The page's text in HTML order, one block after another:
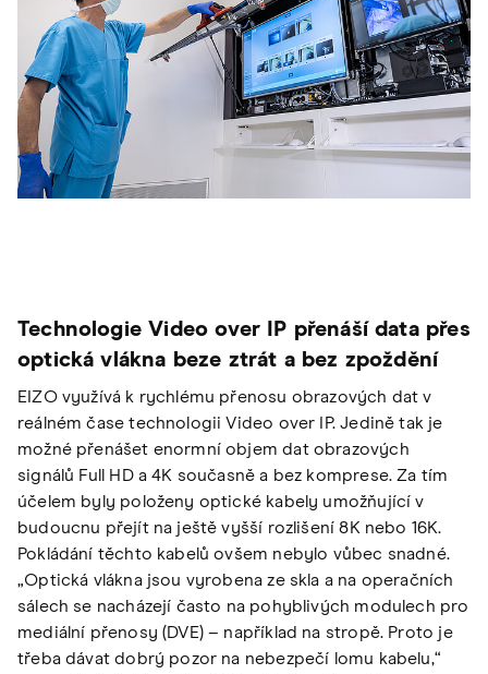
Technologie Video over IP přenáší data přes
optická vlákna beze ztrát a bez zpoždění
EIZO využívá k rychlému přenosu obrazových dat v
reálném čase technologii Video over IP. Jedině tak je
možné přenášet enormní objem dat obrazových
signálů Full HD a 4K současně a bez komprese. Za tím
účelem byly položeny optické kabely umožňující v
budoucnu přejít na ještě vyšší rozlišení 8K nebo 16K.
Pokládání těchto kabelů ovšem nebylo vůbec snadné.
„Optická vlákna jsou vyrobena ze skla a na operačních
sálech se nacházejí často na pohyblivých modulech pro
mediální přenosy (DVE) – například na stropě. Proto je
třeba dávat dobrý pozor na nebezpečí lomu kabelu,“